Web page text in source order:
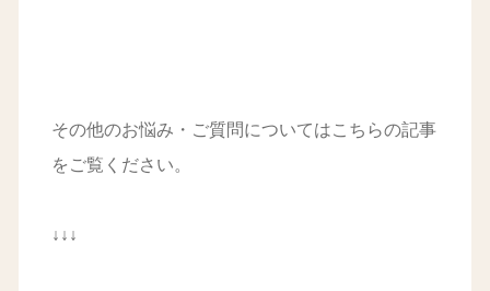
その他のお悩み・ご質問についてはこちらの記事
をご覧ください。
↓↓↓